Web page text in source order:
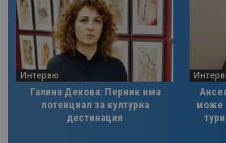
Интервю
Галина Декова: Перник има
потенциал за културна
дестинация
може